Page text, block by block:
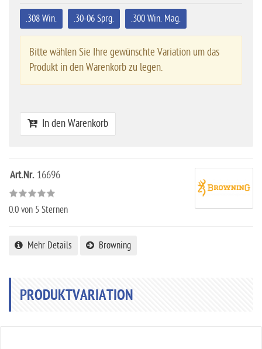
.308 Win. .30-06 Sprg. .300 Win. Mag.
Bitte wählen Sie Ihre gewünschte Variation um das
Produkt in den Warenkorb zu legen.
In den Warenkorb
Art.Nr. 16696
0.0 von 5 Sternen
Mehr Details Browning
PRODUKTVARIATION